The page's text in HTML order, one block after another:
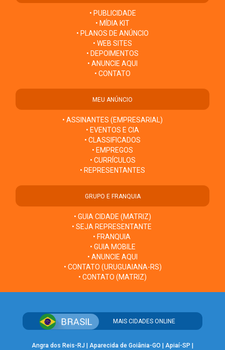
• PUBLICIDADE
• MÍDIA KIT
• PLANOS DE ANÚNCIO
• WEB SITES
• DEPOIMENTOS
• ANUNCIE AQUI
• CONTATO
MEU ANÚNCIO
• ASSINANTES (EMPRESARIAL)
• EVENTOS E CIA
• CLASSIFICADOS
• EMPREGOS
• CURRÍCULOS
• REPRESENTANTES
GRUPO E FRANQUIA
• GUIA CIDADE (MATRIZ)
• SEJA REPRESENTANTE
• FRANQUIA
• GUIA MOBILE
• ANUNCIE AQUI
• CONTATO (URUGUAIANA-RS)
• CONTATO (MATRIZ)
MAIS CIDADES ONLINE
Angra dos Reis-RJ Aparecida de Goiânia-GO Apiaí-SP